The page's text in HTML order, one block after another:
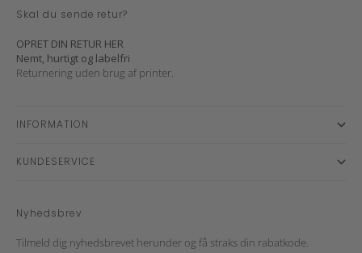
Skal du sende retur?
OPRET DIN RETUR HER
Nemt, hurtigt og labelfri
Returnering uden brug af printer.
INFORMATION
KUNDESERVICE
Nyhedsbrev
Tilmeld dig nyhedsbrevet herunder og få straks din rabatkode.